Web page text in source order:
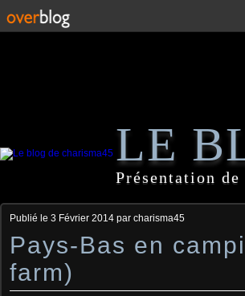
LE
Présentation
Publié le 3 Février 2014 par charisma45
Pays-Bas en
farm)